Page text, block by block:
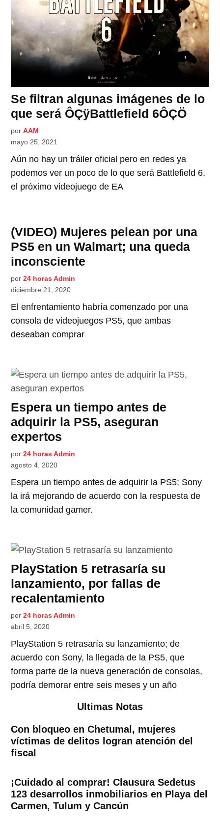
Se filtran algunas imágenes de lo
que será ÔÇÿBattlefield 6ÔÇÖ
por AAM
mayo 25, 2021
Aún no hay un tráiler oficial pero en redes ya
podemos ver un poco de lo que será Battlefield 6,
el próximo videojuego de EA
(VIDEO) Mujeres pelean por una
PS5 en un Walmart; una queda
inconsciente
por 24 horas Admin
diciembre 21, 2020
El enfrentamiento habría comenzado por una
consola de videojuegos PS5, que ambas
deseaban comprar
Espera un tiempo antes de
adquirir la PS5, aseguran
expertos
por 24 horas Admin
agosto 4, 2020
Espera un tiempo antes de adquirir la PS5; Sony
la irá mejorando de acuerdo con la respuesta de
la comunidad gamer.
PlayStation 5 retrasaría su
lanzamiento, por fallas de
recalentamiento
por 24 horas Admin
abril 5, 2020
PlayStation 5 retrasaría su lanzamiento; de
acuerdo con Sony, la llegada de la PS5, que
forma parte de la nueva generación de consolas,
podría demorar entre seis meses y un año
Ultimas Notas
Con bloqueo en Chetumal, mujeres
víctimas de delitos logran atención del
fiscal
¡Cuidado al comprar! Clausura Sedetus
123 desarrollos inmobiliarios en Playa del
Carmen, Tulum y Cancún